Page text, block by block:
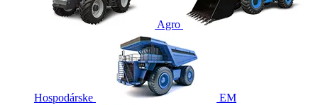
Agro
Hospodárske EM